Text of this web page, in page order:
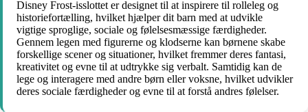
Disney Frost-isslottet er designet til at inspirere til rolleleg og
historiefortælling, hvilket hjælper dit barn med at udvikle
vigtige sproglige, sociale og følelsesmæssige færdigheder.
Gennem legen med figurerne og klodserne kan børnene skabe
forskellige scener og situationer, hvilket fremmer deres fantasi,
kreativitet og evne til at udtrykke sig verbalt. Samtidig kan de
lege og interagere med andre børn eller voksne, hvilket udvikler
deres sociale færdigheder og evne til at forstå andres følelser.